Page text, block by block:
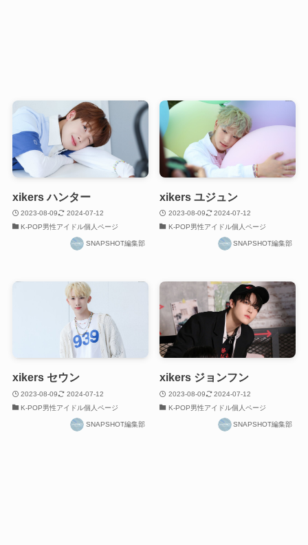
xikers ハンター
2023-08-09
2024-07-12
K-POP男性アイドル個人ページ
SNAPSHOT編集部
xikers ユジュン
2023-08-09
2024-07-12
K-POP男性アイドル個人ページ
SNAPSHOT編集部
xikers セウン
2023-08-09
2024-07-12
K-POP男性アイドル個人ページ
SNAPSHOT編集部
xikers ジョンフン
2023-08-09
2024-07-12
K-POP男性アイドル個人ページ
SNAPSHOT編集部